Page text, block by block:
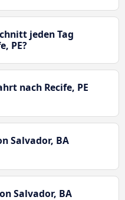
jeden Tag
PE?
nach Recife, PE
Salvador, BA
Salvador, BA